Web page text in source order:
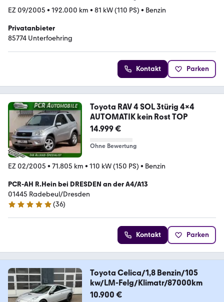
EZ 09/2005 • 192.000 km • 81 kW (110 PS) • Benzin
Privatanbieter
85774 Unterfoehring
Kontakt Parken
Toyota RAV 4 SOL 3türig 4x4
AUTOMATIK kein Rost TOP
14.999 €
Ohne Bewertung
EZ 02/2005 • 71.805 km • 110 kW (150 PS) • Benzin
PCR-AH R.Hein bei DRESDEN an der A4/A13
01445 Radebeul/Dresden
5 Sterne
(36)
Kontakt Parken
Toyota Celica/1,8 Benzin/105
kw/LM-Felg/Klimatr/87000km
10.900 €